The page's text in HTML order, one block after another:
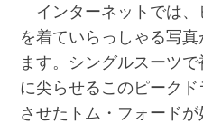
インターネットでは、
を着ていらっしゃる写
ます。シングルスーツ
に尖らせるこのピーク
させたトム・フォード